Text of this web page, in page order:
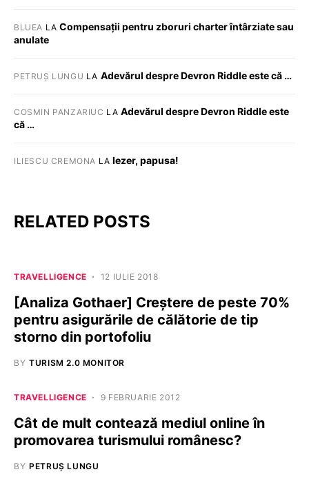
BLUEA LACompensații pentru zboruri charter întârziate sau
anulate
PETRUȘ LUNGU LA Adevărul despre Devron Riddle este că …
COSMIN PANZARIUC LA Adevărul despre Devron Riddle este
că …
ILIESCU CREMONA LA Iezer, papusa!
RELATED POSTS
TRAVELLIGENCE 12 IULIE 2018
[Analiza Gothaer] Creștere de peste 70%
pentru asigurările de călătorie de tip
storno din portofoliu
BY TURISM 2.0 MONITOR
TRAVELLIGENCE 9 FEBRUARIE 2012
Cât de mult contează mediul online în
promovarea turismului românesc?
BY PETRUȘ LUNGU